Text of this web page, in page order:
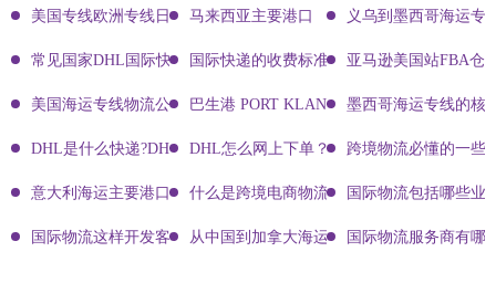
美国专线欧洲专线日本专线区别马来西亚主要港口 义乌到墨西哥海运专
常见国家DHL国际快递客服热线国际快递的收费标准!四大国际快递的尺寸重
亚马逊美国站FBA仓
美国海运专线物流公司有哪些?巴生港 PORT KLANG 墨西哥海运专线的核
DHL是什么快递?DHL国际快递介绍DHL怎么网上下单？DHL快递寄件有哪些方
跨境物流必懂的一些
意大利海运主要港口有哪些什么是跨境电商物流? 国际物流包括哪些业
国际物流这样开发客户会让你成为销冠从中国到加拿大海运要多久能到达？
国际物流服务商有哪